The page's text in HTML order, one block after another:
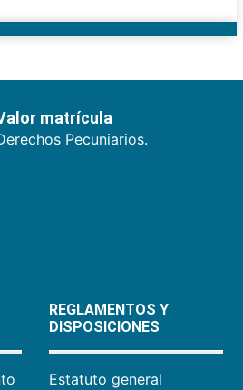
matrícula
Pecuniarios.
REGLAMENTOS Y
DISPOSICIONES
Estatuto general